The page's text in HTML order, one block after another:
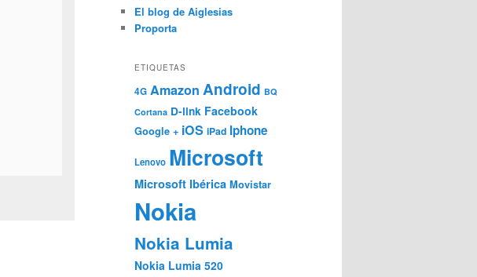
El blog de Aiglesias
Proporta
ETIQUETAS
4G Amazon Android BQ
Cortana D-link Facebook
Google + iOS iPad Iphone
Lenovo Microsoft
Microsoft Ibérica Movistar
Nokia
Nokia Lumia
Nokia Lumia 520